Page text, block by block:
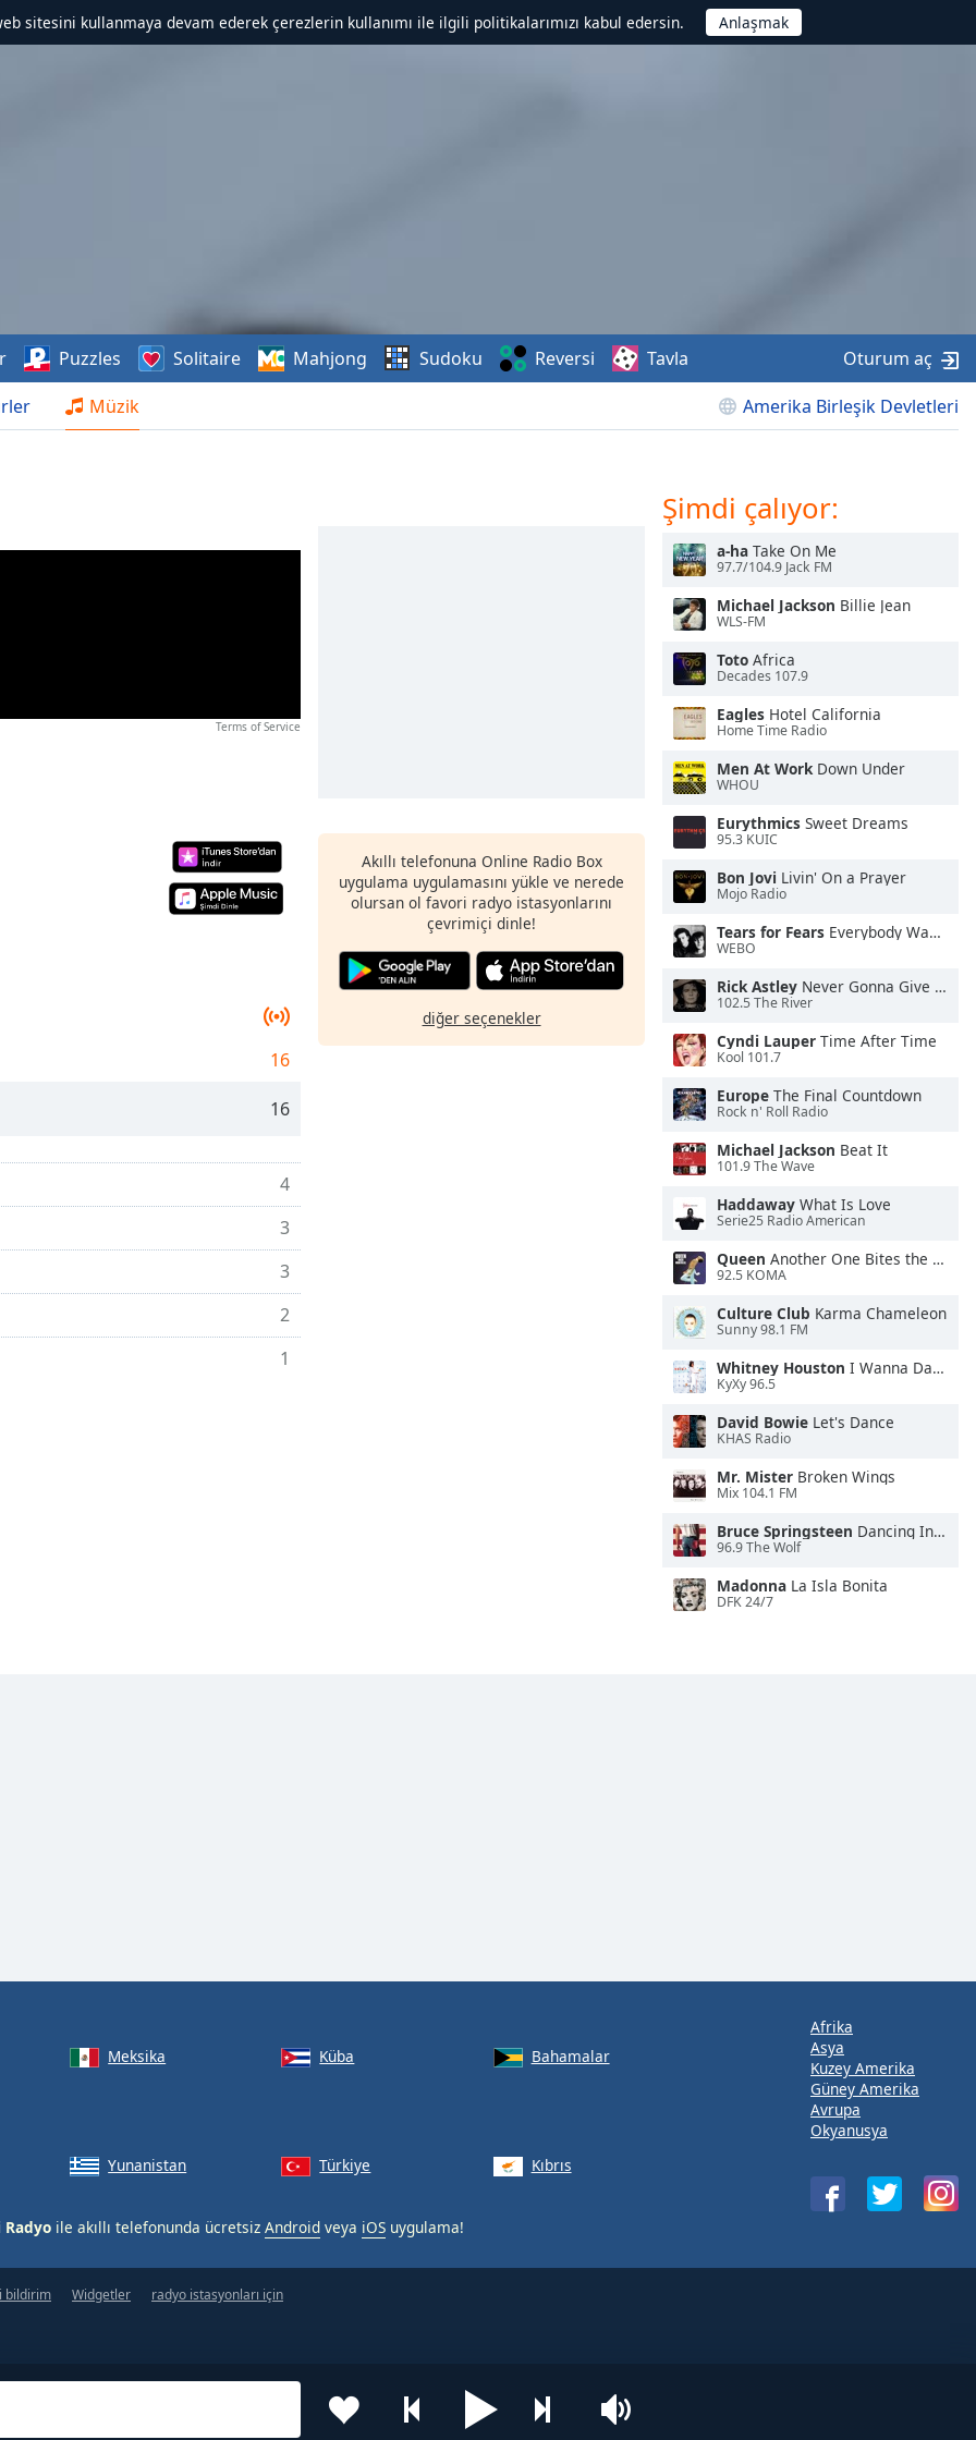
sitesini kullanmaya devam ederek çerezlerin kullanımı ile ilgili politikalarımızı kabul edersin.
Müzik Amerika Birleşik Devletleri
Puzzles Solitaire Mahjong Sudoku Reversi Tavla Oturum aç
Terms of Service
16
16
4
3
3
2
1
Akıllı telefonuna Online Radio Box
uygulama uygulamasını yükle ve nerede
olursan ol favori radyo istasyonlarını
çevrimiçi dinle!
diğer seçenekler
Şimdi çalıyor:
a-ha Take On Me
97.7/104.9 Jack FM
Michael Jackson Billie Jean
WLS-FM
Toto Africa
Decades 107.9
Eagles Hotel California
Home Time Radio
Men At WorkDown Under
WHOU
Eurythmics Sweet Dreams
95.3 KUIC
Bon Jovi Livin' On a Prayer
Mojo Radio
Tears for Fears Everybody Wants To Rule the World
WEBO
Rick Astley Never Gonna Give You Up
102.5 The River
Cyndi Lauper Time After Time
Kool 101.7
Europe The Final Countdown
Rock n' Roll Radio
Michael Jackson Beat It
101.9 The Wave
Haddaway What Is Love
Serie25 Radio American
Queen Another One Bites the Dust
92.5 KOMA
Culture Club Karma Chameleon
Sunny 98.1 FM
Whitney Houston I Wanna Dance With Somebody
KyXy 96.5
David Bowie Let's Dance
KHAS Radio
Mr. Mister Broken Wings
Mix 104.1 FM
Bruce Springsteen Dancing In the Dark
96.9 The Wolf
Madonna La Isla Bonita
DFK 24/7
Meksika Küba
Bahamalar
Yunanistan Türkiye Kıbrıs
ile akıllı telefonunda ücretsiz Android veya iOS uygulama!
Afrika
Asya
Kuzey Amerika
Güney Amerika
Avrupa
Okyanusya
bildirim Widgetler radyo istasyonları için